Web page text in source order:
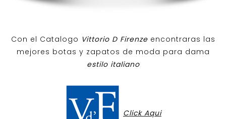
Con el Catalogo Vittorio D Firenzeencontraras las
mejores botas y zapatos de moda para dama
estilo italiano
Click Aqui